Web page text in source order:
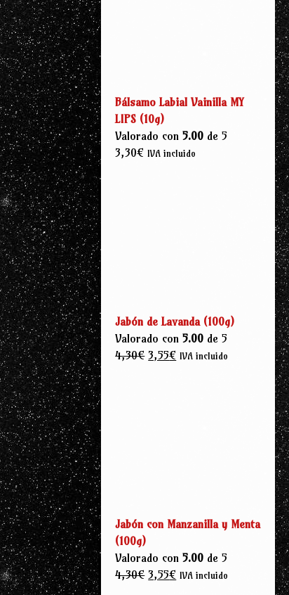
Bálsamo Labial Vainilla MY
LIPS (10g)
Valorado con5.00 de 5
3,30€ IVA incluido
Jabón de Lavanda (100g)
Valorado con5.00 de 5
4,30€ El
3,55€ El
IVA incluido
Jabón con Manzanilla y Menta
(100g)
Valorado con5.00 de 5
4,30€ El
3,55€ El
IVA incluido